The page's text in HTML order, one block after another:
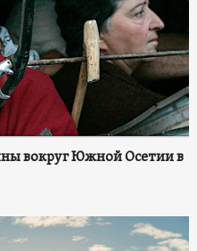
вокруг Южной Осетии в